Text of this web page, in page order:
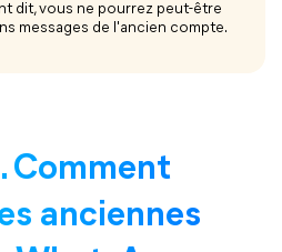
dit, vous ne pourrez peut-être
messages de l'ancien compte.
Comment
anciennes